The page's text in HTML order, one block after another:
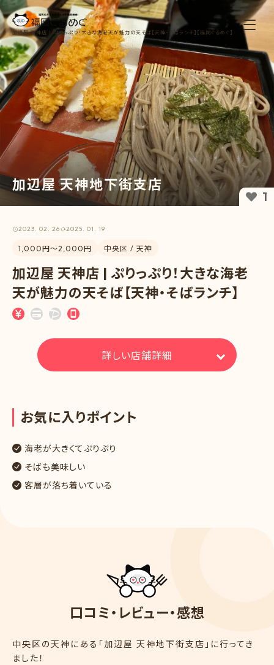
加辺屋 天神店 | ぷりっぷり！大きな海老天が魅力の天そば【天神・そばランチ】【福岡ぐるめぐ】
加辺屋 天神地下街支店
1
2023. 02. 26 2025. 01. 19
1,000円〜2,000円 中央区 / 天神
加辺屋 天神店 | ぷりっぷり！大きな海老
天が魅力の天そば【天神・そばランチ】
詳しい店舗詳細
お気に入りポイント
海老が大きくてぷりぷり
そばも美味しい
客層が落ち着いている
口コ ミ ・ レビュー・感想
中央区の天神にある「加辺屋 天神地下街支店」に行ってき
ました！